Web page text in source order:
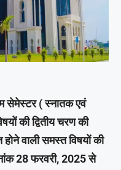
सेमेस्टर ( स्नातक एवं
की द्वितीय चरण की
वाली समस्त विषयों की
28 फरवरी, 2025 से